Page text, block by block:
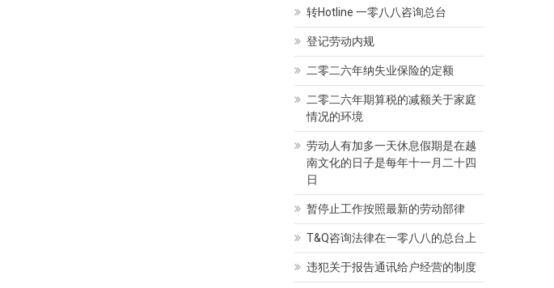
律师
律师 Mộng Huyền
04/04/2020
转Hotline 一零八八咨询总台
登记劳动内规
二零二六年纳失业保险的定额
二零二六年期算税的减额关于家庭
情况的环境
劳动人有加多一天休息假期是在越
南文化的日子是每年十一月二十四
日
暂停止工作按照最新的劳动部律
T&Q咨询法律在一零八八的总台上
违犯关于报告通讯给户经营的制度